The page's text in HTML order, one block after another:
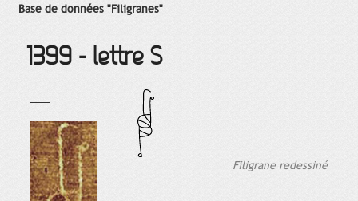
Base de données "Filigranes"
1399 - lettre S
Filigrane redessiné